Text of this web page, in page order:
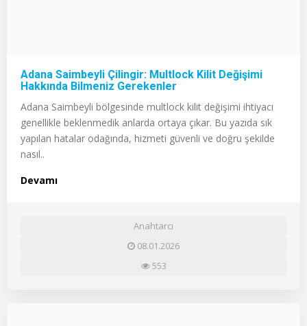
Adana Saimbeyli Çilingir: Multlock Kilit Değişimi
Hakkında Bilmeniz Gerekenler
Adana Saimbeyli bölgesinde multlock kilit değişimi ihtiyacı
genellikle beklenmedik anlarda ortaya çıkar. Bu yazıda sık
yapılan hatalar odağında, hizmeti güvenli ve doğru şekilde
nasıl..
Devamı
Anahtarcı
08.01.2026
553